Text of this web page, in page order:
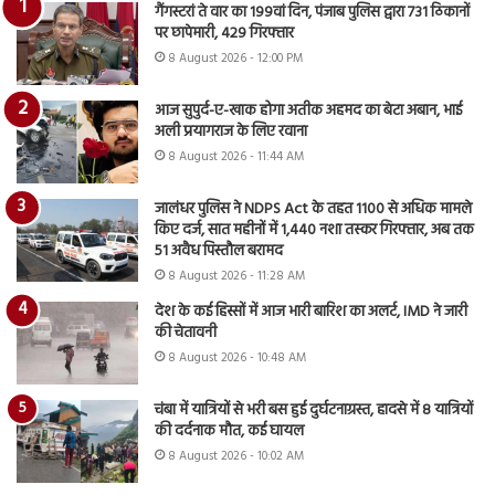
गैंगस्टरां ते वार का 199वां दिन, पंजाब पुलिस द्वारा 731 ठिकानों
पर छापेमारी, 429 गिरफ्तार
8 August 2026 - 12:00 PM
आज सुपुर्द-ए-खाक होगा अतीक अहमद का बेटा अबान, भाई
अली प्रयागराज के लिए रवाना
8 August 2026 - 11:44 AM
जालंधर पुलिस ने NDPS Act के तहत 1100 से अधिक मामले
किए दर्ज, सात महीनों में 1,440 नशा तस्कर गिरफ्तार, अब तक
51 अवैध पिस्तौल बरामद
8 August 2026 - 11:28 AM
देश के कई हिस्सों में आज भारी बारिश का अलर्ट, IMD ने जारी
की चेतावनी
8 August 2026 - 10:48 AM
चंबा में यात्रियों से भरी बस हुई दुर्घटनाग्रस्त, हादसे में 8 यात्रियों
की दर्दनाक मौत, कई घायल
8 August 2026 - 10:02 AM